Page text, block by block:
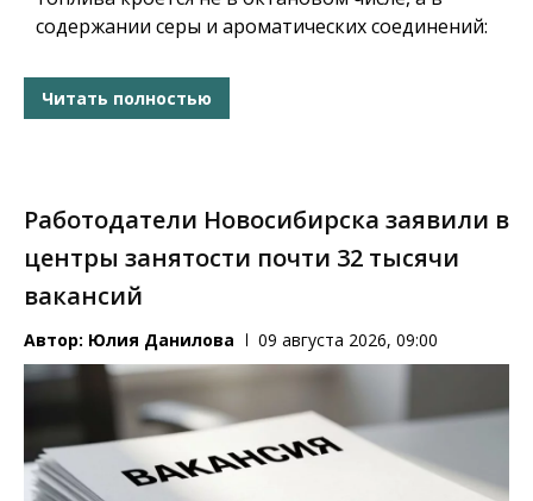
содержании серы и ароматических соединений:
Читать полностью
Работодатели Новосибирска заявили в
центры занятости почти 32 тысячи
вакансий
Автор: Юлия Данилова 09 августа 2026, 09:00